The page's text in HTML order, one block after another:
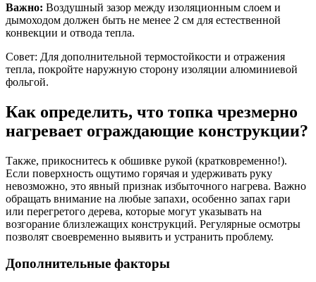
Важно: Воздушный зазор между изоляционным слоем и
дымоходом должен быть не менее 2 см для естественной
конвекции и отвода тепла.
Совет: Для дополнительной термостойкости и отражения
тепла, покройте наружную сторону изоляции алюминиевой
фольгой.
Как определить, что топка чрезмерно
нагревает ограждающие конструкции?
Также, прикоснитесь к обшивке рукой (кратковременно!).
Если поверхность ощутимо горячая и удерживать руку
невозможно, это явный признак избыточного нагрева. Важно
обращать внимание на любые запахи, особенно запах гари
или перегретого дерева, которые могут указывать на
возгорание близлежащих конструкций. Регулярные осмотры
позволят своевременно выявить и устранить проблему.
Дополнительные факторы